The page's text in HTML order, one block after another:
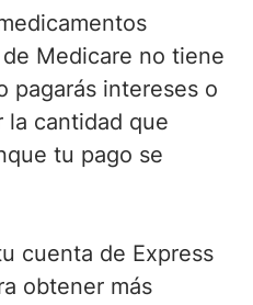
Medicare no tiene
pagarás intereses o
la cantidad que
tu pago se
cuenta de Express
obtener más